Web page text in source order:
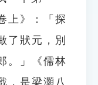
上》：「探
了狀元，別
。」《儒林
，是梁灝八